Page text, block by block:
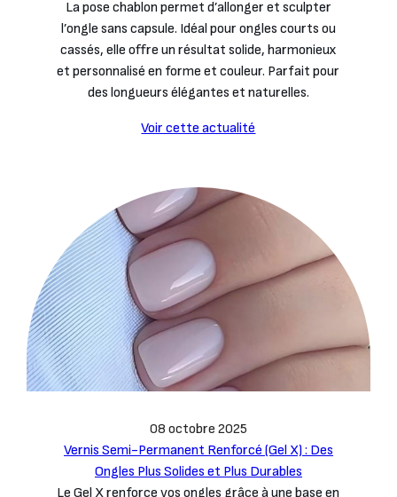
La pose chablon permet d’allonger et sculpter
l’ongle sans capsule. Idéal pour ongles courts ou
cassés, elle offre un résultat solide, harmonieux
et personnalisé en forme et couleur. Parfait pour
des longueurs élégantes et naturelles.
Voir cette actualité
08 octobre 2025
Vernis Semi-Permanent Renforcé (Gel X) : Des
Ongles Plus Solides et Plus Durables
Le Gel X renforce vos ongles grâce à une base en